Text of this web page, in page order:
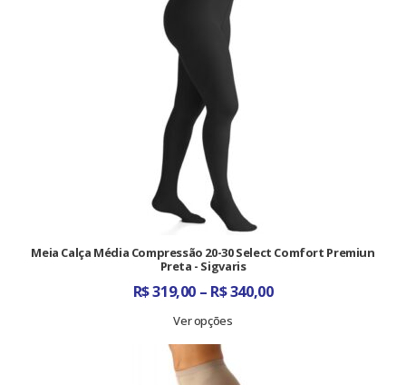
Meia Calça Média Compressão 20-30 Select Comfort Premiun
Preta - Sigvaris
R$319,00 – R$340,00Faixa
Ver opções